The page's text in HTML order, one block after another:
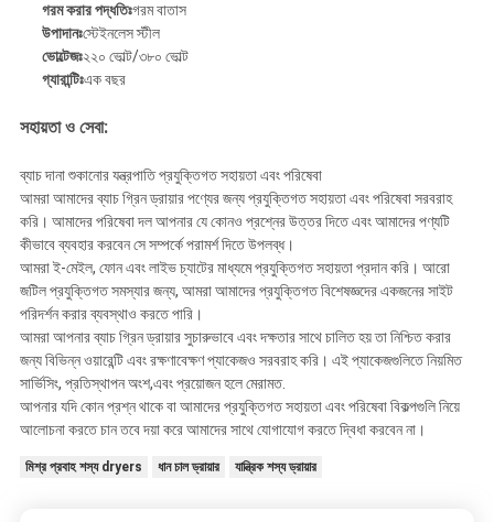
গরম করার পদ্ধতিঃগরম বাতাস
উপাদানঃস্টেইনলেস স্টীল
ভোল্টেজঃ২২০ ভোল্ট/৩৮০ ভোল্ট
গ্যারান্টিঃএক বছর
সহায়তা ও সেবা:
ব্যাচ দানা শুকানোর যন্ত্রপাতি প্রযুক্তিগত সহায়তা এবং পরিষেবা
আমরা আমাদের ব্যাচ গ্রিন ড্রায়ার পণ্যের জন্য প্রযুক্তিগত সহায়তা এবং পরিষেবা সরবরাহ
করি। আমাদের পরিষেবা দল আপনার যে কোনও প্রশ্নের উত্তর দিতে এবং আমাদের পণ্যটি
কীভাবে ব্যবহার করবেন সে সম্পর্কে পরামর্শ দিতে উপলব্ধ।
আমরা ই-মেইল, ফোন এবং লাইভ চ্যাটের মাধ্যমে প্রযুক্তিগত সহায়তা প্রদান করি। আরো
জটিল প্রযুক্তিগত সমস্যার জন্য, আমরা আমাদের প্রযুক্তিগত বিশেষজ্ঞদের একজনের সাইট
পরিদর্শন করার ব্যবস্থাও করতে পারি।
আমরা আপনার ব্যাচ গ্রিন ড্রায়ার সুচারুভাবে এবং দক্ষতার সাথে চালিত হয় তা নিশ্চিত করার
জন্য বিভিন্ন ওয়ারেন্টি এবং রক্ষণাবেক্ষণ প্যাকেজও সরবরাহ করি। এই প্যাকেজগুলিতে নিয়মিত
সার্ভিসিং, প্রতিস্থাপন অংশ,এবং প্রয়োজন হলে মেরামত.
আপনার যদি কোন প্রশ্ন থাকে বা আমাদের প্রযুক্তিগত সহায়তা এবং পরিষেবা বিকল্পগুলি নিয়ে
আলোচনা করতে চান তবে দয়া করে আমাদের সাথে যোগাযোগ করতে দ্বিধা করবেন না।
মিশ্র প্রবাহ শস্য dryers ধান চাল ড্রায়ার যান্ত্রিক শস্য ড্রায়ার